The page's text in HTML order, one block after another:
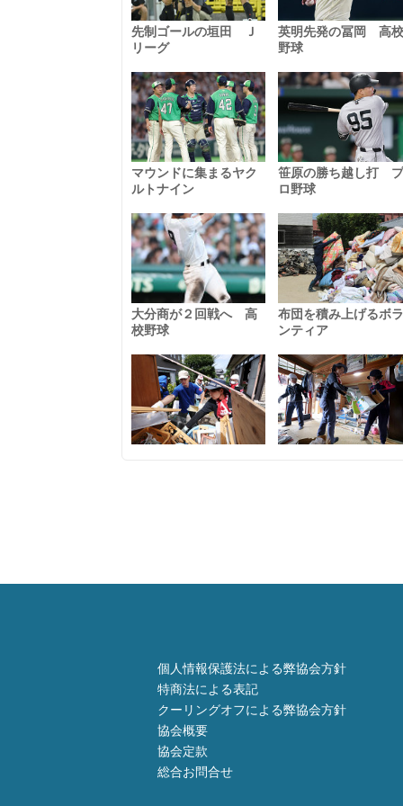
個人情報保護法による弊協会方針
特商法による表記
クーリングオフによる弊協会方針
協会概要
協会定款
総合お問合せ